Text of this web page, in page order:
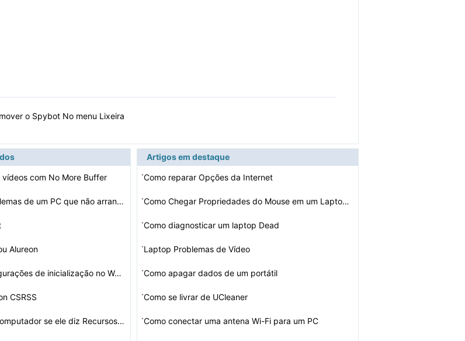
o Spybot No menu Lixeira
com No More Buffer
Como solucionar problemas de um PC que não arranca
Alureon
de inicialização no W…
CSRSS
Como consertar seu computador se ele diz Recursos insuf…
Artigos em destaque
·Como reparar Opções da Internet
· Como Chegar Propriedades do Mouse em um Laptop Dell
·Como diagnosticar um laptop Dead
·Laptop Problemas de Vídeo
·Como apagar dados de um portátil
·Como se livrar de UCleaner
·Como conectar uma antena Wi-Fi para um PC